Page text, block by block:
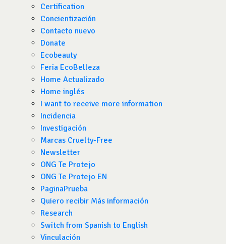
Certification
Concientización
Contacto nuevo
Donate
Ecobeauty
Feria EcoBelleza
Home Actualizado
Home inglés
I want to receive more information
Incidencia
Investigación
Marcas Cruelty-Free
Newsletter
ONG Te Protejo
ONG Te Protejo EN
PaginaPrueba
Quiero recibir Más información
Research
Switch from Spanish to English
Vinculación